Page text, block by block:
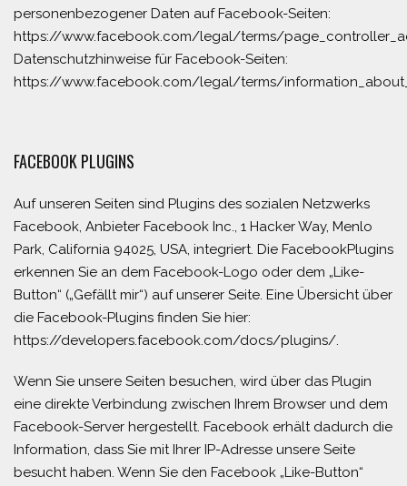
personenbezogener Daten auf Facebook-Seiten:
https://www.facebook.com/legal/terms/
Datenschutzhinweise für Facebook-Seiten:
https://www.facebook.com/legal/terms/
FACEBOOK PLUGINS
Auf unseren Seiten sind Plugins des sozialen Netzwerks
Facebook, Anbieter Facebook Inc., 1 Hacker Way, Menlo
Park, California 94025, USA, integriert. Die FacebookPlugins
erkennen Sie an dem Facebook-Logo oder dem „Like-
Button“ („Gefällt mir“) auf unserer Seite. Eine Übersicht über
die Facebook-Plugins finden Sie hier:
https://developers.facebook.com/docs/plugins/.
Wenn Sie unsere Seiten besuchen, wird über das Plugin
eine direkte Verbindung zwischen Ihrem Browser und dem
Facebook-Server hergestellt. Facebook erhält dadurch die
Information, dass Sie mit Ihrer IP-Adresse unsere Seite
besucht haben. Wenn Sie den Facebook „Like-Button“